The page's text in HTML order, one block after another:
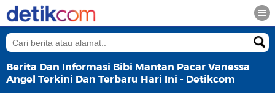
Berita Dan Informasi Bibi Mantan Pacar Vanessa
Angel Terkini Dan Terbaru Hari Ini - Detikcom